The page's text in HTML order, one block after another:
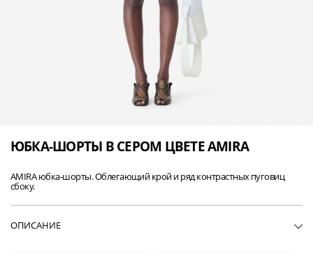
ЮБКА-ШОРТЫ В СЕРОМ ЦВЕТЕ AMIRA
AMIRA юбка-шорты. Облегающий крой и ряд контрастных пуговиц
сбоку.
ОПИСАНИЕ